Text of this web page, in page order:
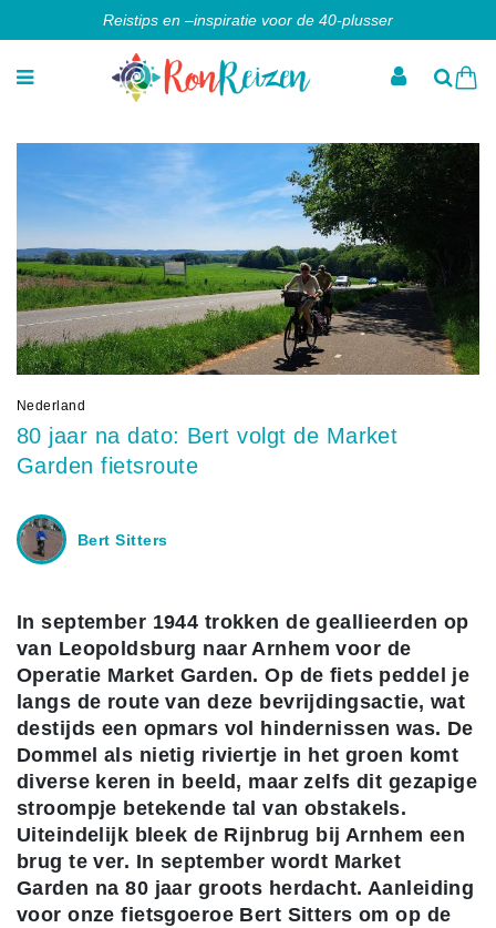
Reistips en –inspiratie voor de 40-plusser
Nederland
80 jaar na dato: Bert volgt de Market
Garden fietsroute
Bert Sitters
In september 1944 trokken de geallieerden op
van Leopoldsburg naar Arnhem voor de
Operatie Market Garden. Op de fiets peddel je
langs de route van deze bevrijdingsactie, wat
destijds een opmars vol hindernissen was. De
Dommel als nietig riviertje in het groen komt
diverse keren in beeld, maar zelfs dit gezapige
stroompje betekende tal van obstakels.
Uiteindelijk bleek de Rijnbrug bij Arnhem een
brug te ver. In september wordt Market
Garden na 80 jaar groots herdacht. Aanleiding
voor onze fietsgoeroe Bert Sitters om op de